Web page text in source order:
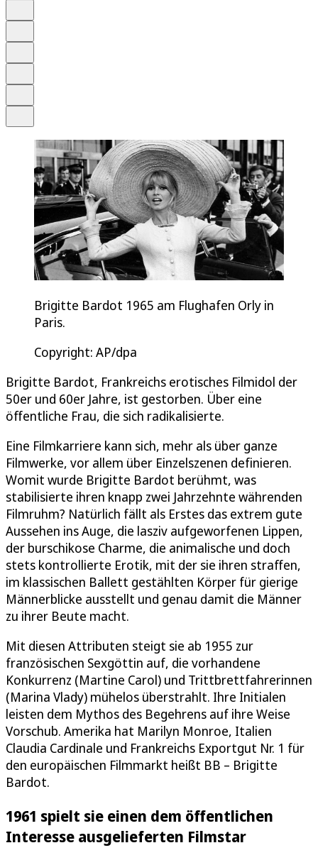
Brigitte Bardot 1965 am Flughafen Orly in
Paris.
Copyright: AP/dpa
Brigitte Bardot, Frankreichs erotisches Filmidol der
50er und 60er Jahre, ist gestorben. Über eine
öffentliche Frau, die sich radikalisierte.
Eine Filmkarriere kann sich, mehr als über ganze
Filmwerke, vor allem über Einzelszenen definieren.
Womit wurde Brigitte Bardot berühmt, was
stabilisierte ihren knapp zwei Jahrzehnte währenden
Filmruhm? Natürlich fällt als Erstes das extrem gute
Aussehen ins Auge, die lasziv aufgeworfenen Lippen,
der burschikose Charme, die animalische und doch
stets kontrollierte Erotik, mit der sie ihren straffen,
im klassischen Ballett gestählten Körper für gierige
Männerblicke ausstellt und genau damit die Männer
zu ihrer Beute macht.
Mit diesen Attributen steigt sie ab 1955 zur
französischen Sexgöttin auf, die vorhandene
Konkurrenz (Martine Carol) und Trittbrettfahrerinnen
(Marina Vlady) mühelos überstrahlt. Ihre Initialen
leisten dem Mythos des Begehrens auf ihre Weise
Vorschub. Amerika hat Marilyn Monroe, Italien
Claudia Cardinale und Frankreichs Exportgut Nr. 1 für
den europäischen Filmmarkt heißt BB – Brigitte
Bardot.
1961 spielt sie einen dem öffentlichen
Interesse ausgelieferten Filmstar